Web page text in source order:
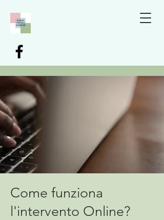
Come funziona
l'intervento Online?